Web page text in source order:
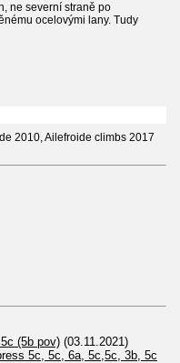
ne severní straně po
ocelovými lany. Tudy
2010, Ailefroide climbs 2017
(5b pov) (03.11.2021)
5c, 5c, 6a, 5c,5c, 3b, 5c